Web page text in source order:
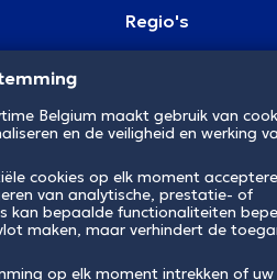
Regio's
Charleroi
Luik
Namen
Leuven
Mons
Aalst
Belgium maakt gebruik van
en de veiligheid en werking
cookies op elk moment
van analytische, prestatie- of
kan bepaalde functionaliteiten
maken, maar verhindert de
op elk moment intrekken of uw